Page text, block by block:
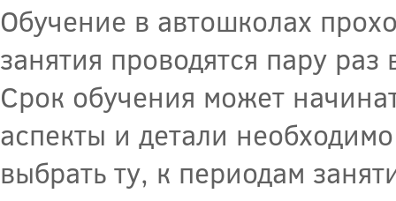
Обучение в автошколах
занятия проводятся пару
Срок обучения может
аспекты и детали
выбрать ту, к периодам